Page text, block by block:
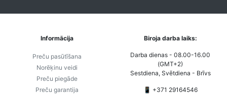
Informācija
Preču pasūtīšana
Norēķinu veidi
Preču piegāde
Preču garantija
Biroja darba laiks:
Darba dienas - 08.00-16.00
(GMT+2)
Sestdiena, Svētdiena - Brīvs
📱 +371 29164546